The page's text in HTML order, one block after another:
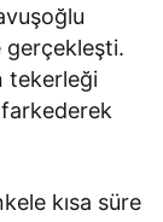
gerçekleşti.
tekerleği
farkederek
kısa süre